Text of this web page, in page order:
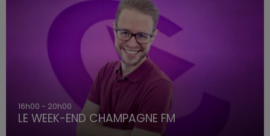
16h00 - 20h00
LE WEEK-END CHAMPAGNE FM